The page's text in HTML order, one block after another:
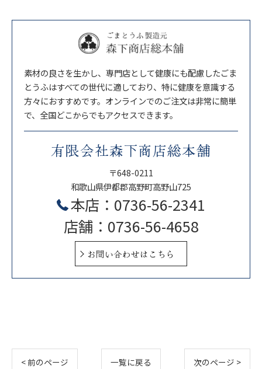
素材の良さを生かし、専門店として健康にも配慮したごま
とうふはすべての世代に適しており、特に健康を意識する
方々におすすめです。オンラインでのご注文は非常に簡単
で、全国どこからでもアクセスできます。
有限会社森下商店総本舗
〒648-0211
和歌山県伊都郡高野町高野山725
本店：0736-56-2341
店舗：0736-56-4658
お問い合わせはこちら
< 前のページ 一覧に戻る 次のページ >